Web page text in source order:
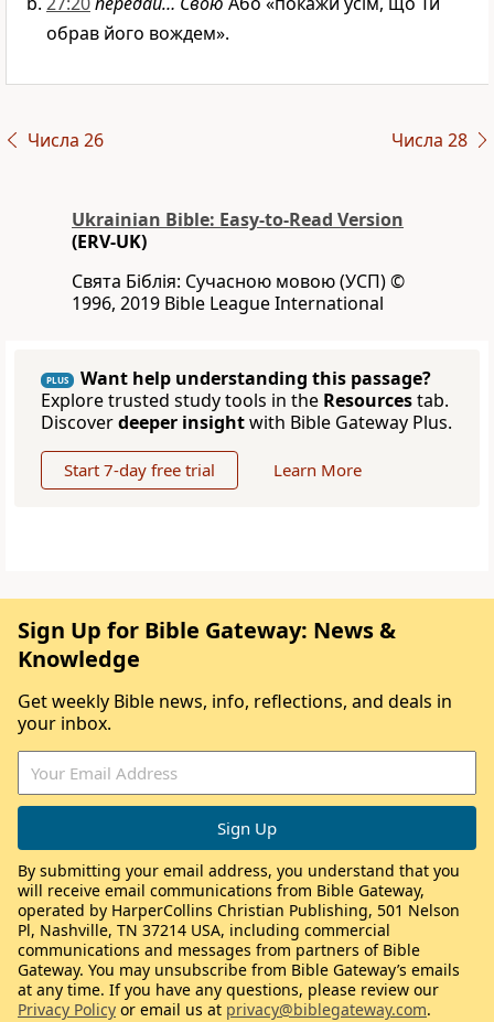
обрав його вождем».
Числа 26 Числа 28
Ukrainian Bible: Easy-to-Read Version
(ERV-UK)
Свята Біблія: Сучасною мовою (УСП) ©
1996, 2019 Bible League International
PLUS
Want help understanding this passage?
Explore trusted study tools in the Resourcestab.
Discoverdeeper insightwith Bible Gateway Plus.
Start 7-day free trial Learn More
Sign Up for Bible Gateway: News &
Knowledge
Get weekly Bible news, info, reflections, and deals in
your inbox.
By submitting your email address, you understand that you
will receive email communications from Bible Gateway,
operated by HarperCollins Christian Publishing, 501 Nelson
Pl, Nashville, TN 37214 USA, including commercial
communications and messages from partners of Bible
Gateway. You may unsubscribe from Bible Gateway’s emails
at any time. If you have any questions, please review our
Privacy Policy or email us at privacy@biblegateway.com.